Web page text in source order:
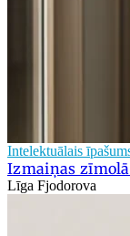
Intelektuālais
Izmaiņas
Līga Fjodorova